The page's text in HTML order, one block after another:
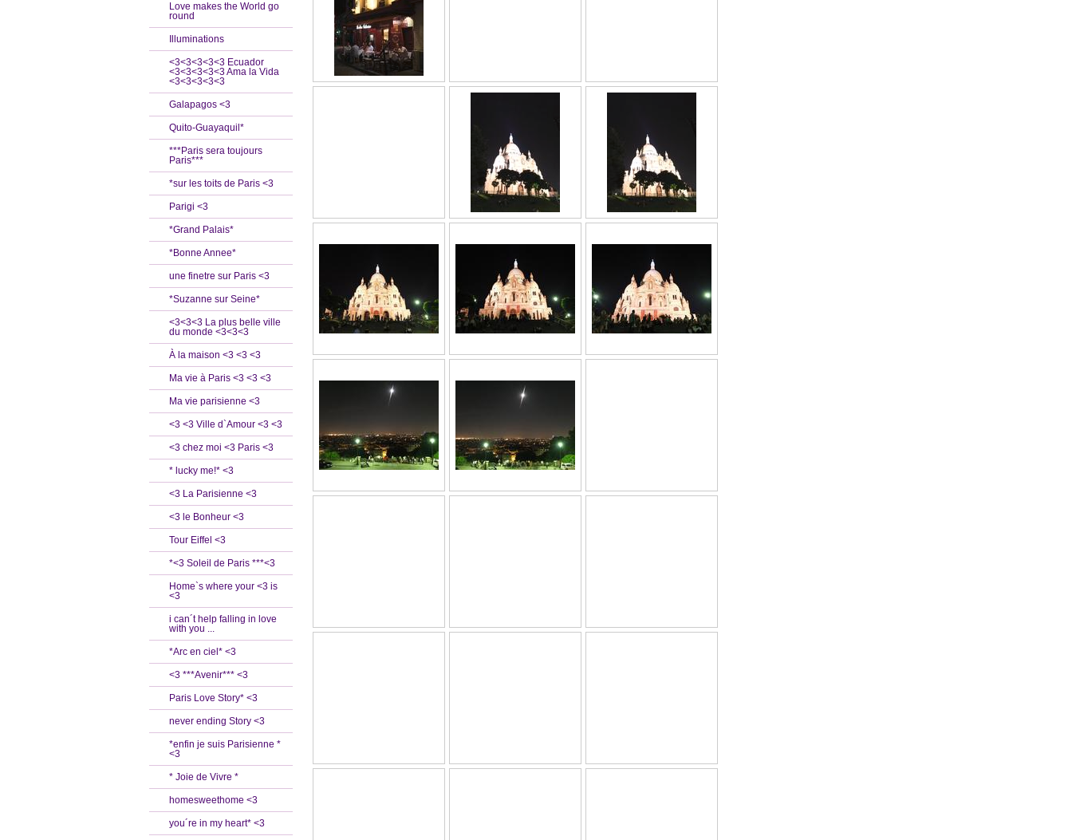
Love makes the World go
round
Illuminations
<3<3<3<3<3 Ecuador
<3<3<3<3<3 Ama la Vida
<3<3<3<3<3
Galapagos <3
Quito-Guayaquil*
***Paris sera toujours
Paris***
*sur les toits de Paris <3
Parigi <3
*Grand Palais*
*Bonne Annee*
une finetre sur Paris <3
*Suzanne sur Seine*
<3<3<3 La plus belle ville
du monde <3<3<3
À la maison <3 <3 <3
Ma vie à Paris <3 <3 <3
Ma vie parisienne <3
<3 <3 Ville d`Amour <3 <3
<3 chez moi <3 Paris <3
* lucky me!* <3
<3 La Parisienne <3
<3 le Bonheur <3
Tour Eiffel <3
*<3 Soleil de Paris ***<3
Home`s where your <3 is
<3
i can´t help falling in love
with you ...
*Arc en ciel* <3
<3 ***Avenir*** <3
Paris Love Story* <3
never ending Story <3
*enfin je suis Parisienne *
<3
* Joie de Vivre *
homesweethome <3
you´re in my heart* <3